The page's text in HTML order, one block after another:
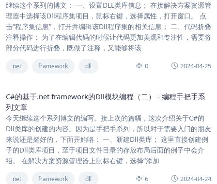
继续这个系列的博文： 一、设置DLL类库信息； 在接解决方案资源管
理器中选择该Dll程序集项目，鼠标右键，选择属性，打开窗口。 点
击“程序集信息”，打开并编辑该Dll程序集的相关信息； 二、代码折叠
注释操作； 为了在编辑代码的时候让代码更加美观和专注性，需要将
部分代码进行折叠，既做了注释，又能够将该
net framework dll 0 2024-04-25
C#的基于.net framework的Dll模块编程（二） - 编程手把手系
列文章
今天继续这个系列博文的编写。接上次的篇幅，这次介绍关于C#的
Dll类库的创建的内容。因为是手把手系列，所以对于需要入门的朋友
来说还是挺好的，下面开始咯： 一、新建Dll类库； 这里直接创建例
子的Dll类库项目，至于项目文件目录的存放布局后面的例子中会介
绍。 在解决方案资源管理器上鼠标右键，选择“添加
net framework dll 6 2024-04-24